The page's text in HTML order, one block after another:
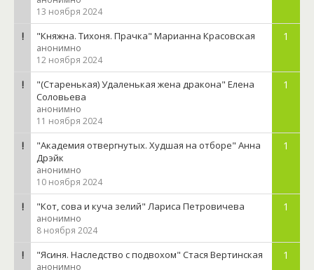
13 ноября 2024
"Княжна. Тихоня. Прачка" Марианна Красовская
анонимно
12 ноября 2024
1
"(Старенькая) Удаленькая жена дракона" Елена
Соловьева
анонимно
11 ноября 2024
1
"Академия отвергнутых. Худшая на отборе" Анна
Дрэйк
анонимно
10 ноября 2024
1
"Кот, сова и куча зелий" Лариса Петровичева
анонимно
8 ноября 2024
1
"Ясиня. Наследство с подвохом" Стася Вертинская
анонимно
1